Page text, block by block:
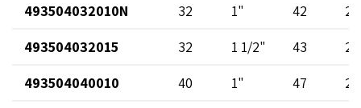
493504032010N
32 1" 42
27
493504032015
32 1 1/2" 43
23
493504040010
40 1" 47
29